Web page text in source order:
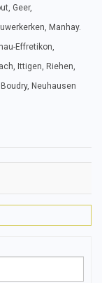
Geer,
Manhay.
Effretikon,
Ittigen, Riehen,
Neuhausen